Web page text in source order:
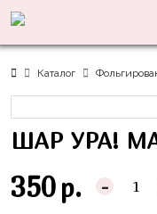
Каталог
ШАР УРА!
350 р. -
консультация?
Акции
Каталог
Латексные
шары
без
рисунка
Праздники
8
марта
23
февраля,
Тематики
Оранжевая
Корова
Маша
и
Информация
О нас
Доставка
и оплата
Скидки